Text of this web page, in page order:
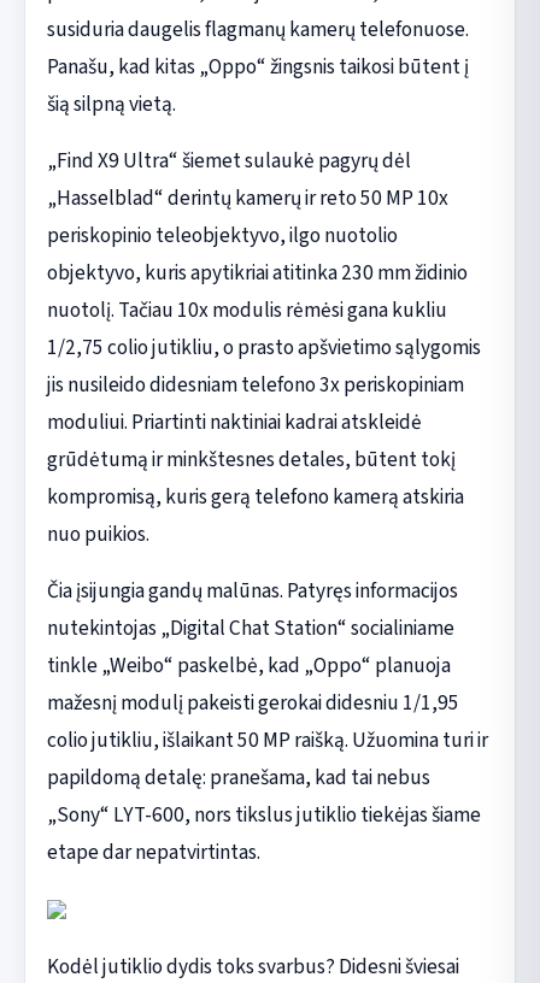
susiduria daugelis flagmanų kamerų telefonuose.
Panašu, kad kitas „Oppo“ žingsnis taikosi būtent į
šią silpną vietą.
„Find X9 Ultra“ šiemet sulaukė pagyrų dėl
„Hasselblad“ derintų kamerų ir reto 50 MP 10x
periskopinio teleobjektyvo, ilgo nuotolio
objektyvo, kuris apytikriai atitinka 230 mm židinio
nuotolį. Tačiau 10x modulis rėmėsi gana kukliu
1/2,75 colio jutikliu, o prasto apšvietimo sąlygomis
jis nusileido didesniam telefono 3x periskopiniam
moduliui. Priartinti naktiniai kadrai atskleidė
grūdėtumą ir minkštesnes detales, būtent tokį
kompromisą, kuris gerą telefono kamerą atskiria
nuo puikios.
Čia įsijungia gandų malūnas. Patyręs informacijos
nutekintojas „Digital Chat Station“ socialiniame
tinkle „Weibo“ paskelbė, kad „Oppo“ planuoja
mažesnį modulį pakeisti gerokai didesniu 1/1,95
colio jutikliu, išlaikant 50 MP raišką. Užuomina turi ir
papildomą detalę: pranešama, kad tai nebus
„Sony“ LYT-600, nors tikslus jutiklio tiekėjas šiame
etape dar nepatvirtintas.
Kodėl jutiklio dydis toks svarbus? Didesni šviesai